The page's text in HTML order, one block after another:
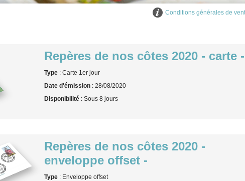
Conditions générales de
Repères de nos côtes 2020 - carte -
Type : Carte 1er jour
Date d'émission : 28/08/2020
Disponibilité : Sous 8 jours
Repères de nos côtes 2020 -
enveloppe offset -
Type : Enveloppe offset